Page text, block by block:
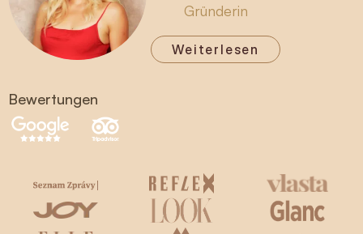
Gründerin
Weiterlesen
Bewertungen